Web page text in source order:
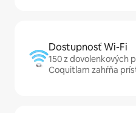
Dostupnosť Wi-Fi
150 z dovolenkových
Coquitlam zahŕňa